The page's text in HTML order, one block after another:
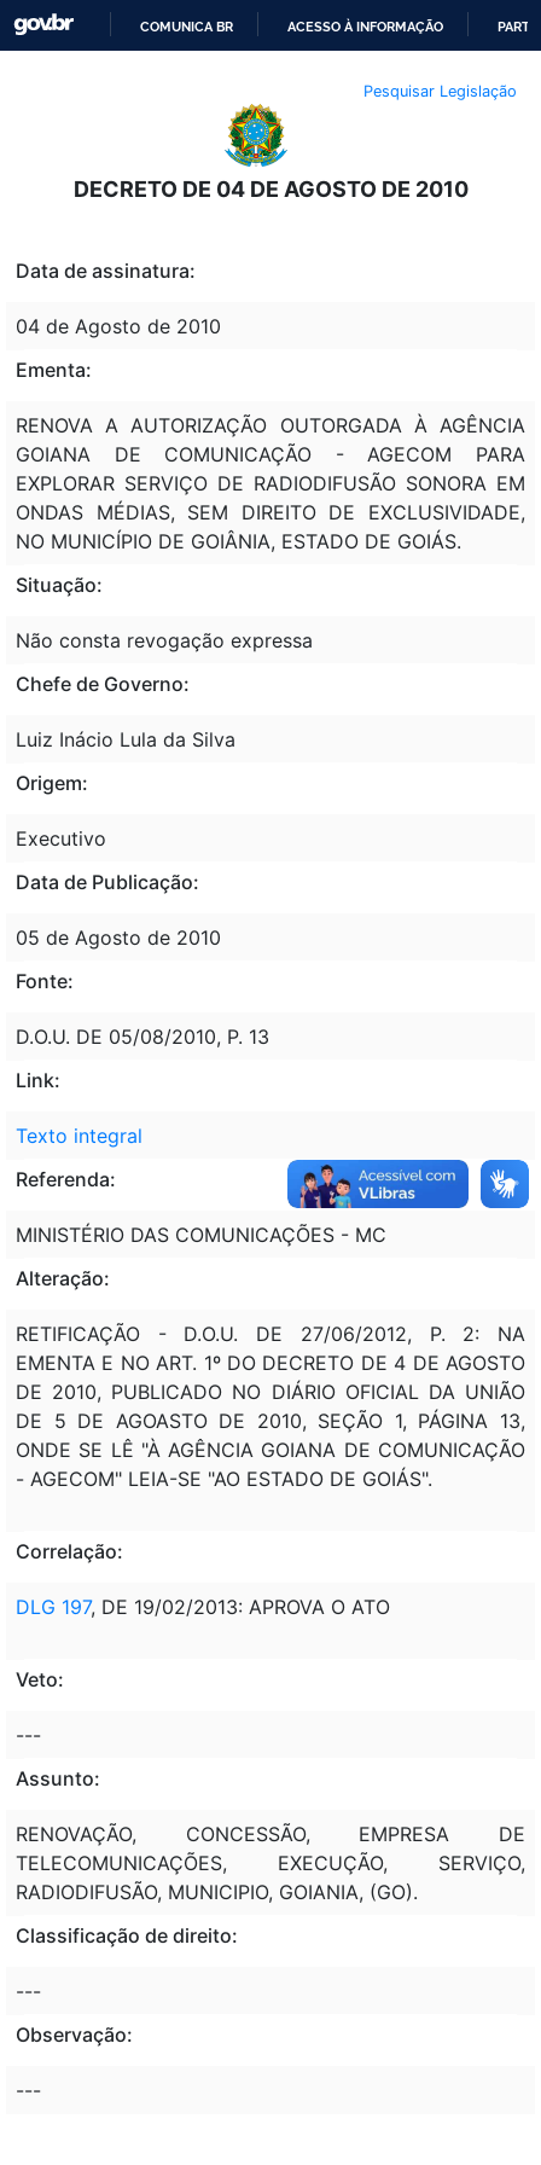
O
CONTEÚDO
COMUNICA BR ACESSO À INFORMAÇÃO
Pesquisar Legislação
DECRETO DE 04 DE AGOSTO DE 2010
Data de assinatura:
04 de Agosto de 2010
Ementa:
RENOVA A AUTORIZAÇÃO OUTORGADA À AGÊNCIA
GOIANA DE COMUNICAÇÃO - AGECOM PARA
EXPLORAR SERVIÇO DE RADIODIFUSÃO SONORA EM
ONDAS MÉDIAS, SEM DIREITO DE EXCLUSIVIDADE,
NO MUNICÍPIO DE GOIÂNIA, ESTADO DE GOIÁS.
Situação:
Não consta revogação expressa
Chefe de Governo:
Luiz Inácio Lula da Silva
Origem:
Executivo
Data de Publicação:
05 de Agosto de 2010
Fonte:
D.O.U. DE 05/08/2010, P. 13
Link:
Texto integral
Referenda:
MINISTÉRIO DAS COMUNICAÇÕES - MC
Alteração:
RETIFICAÇÃO - D.O.U. DE 27/06/2012, P. 2: NA
EMENTA E NO ART. 1º DO DECRETO DE 4 DE AGOSTO
DE 2010, PUBLICADO NO DIÁRIO OFICIAL DA UNIÃO
DE 5 DE AGOASTO DE 2010, SEÇÃO 1, PÁGINA 13,
ONDE SE LÊ "À AGÊNCIA GOIANA DE COMUNICAÇÃO
- AGECOM" LEIA-SE "AO ESTADO DE GOIÁS".
Correlação:
DLG 197, DE 19/02/2013: APROVA O ATO
Veto:
---
Assunto:
RENOVAÇÃO, CONCESSÃO, EMPRESA DE
TELECOMUNICAÇÕES, EXECUÇÃO, SERVIÇO,
RADIODIFUSÃO, MUNICIPIO, GOIANIA, (GO).
Classificação de direito:
---
Observação:
---